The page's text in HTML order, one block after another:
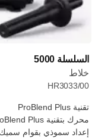
السلسلة 5000
خلاط
HR3033/00
تقنية ProBlend Plus
محرك بتقنية ProBlend Plus وبقدرة 1200 واط
إعداد سموذي بقوام سميك